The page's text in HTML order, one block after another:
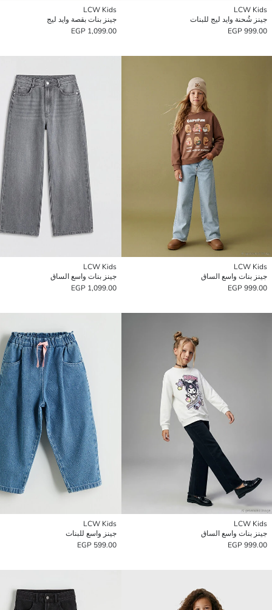
LCW Kids
جينز شُحنة وايد ليج للبنات
999.00 EGP
LCW Kids
جينز بنات بقصة وايد ليج
1,099.00 EGP
LCW Kids
جينز بنات واسع الساق
999.00 EGP
LCW Kids
جينز بنات واسع الساق
1,099.00 EGP
LCW Kids
جينز بنات واسع الساق
999.00 EGP
LCW Kids
جينز واسع للبنات
599.00 EGP